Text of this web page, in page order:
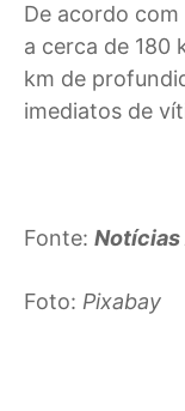
De acordo
a cerca de 180
km de
imediatos de
Fonte: Notícias
Foto: Pixabay